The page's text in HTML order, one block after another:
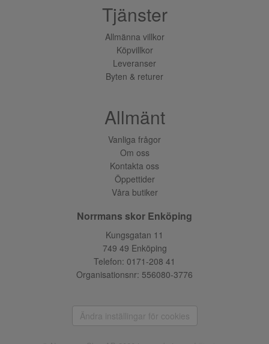
Tjänster
Allmänna villkor
Köpvillkor
Leveranser
Byten & returer
Allmänt
Vanliga frågor
Om oss
Kontakta oss
Öppettider
Våra butiker
Norrmans skor Enköping
Kungsgatan 11
749 49 Enköping
Telefon: 0171-208 41
Organisationsnr: 556080-3776
Ändra inställingar för cookies